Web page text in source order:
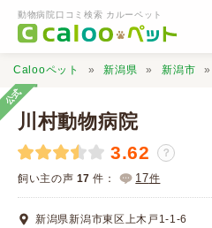
動物病院口コミ検索 カルーペット
動物病院検索
Calooペット 新潟県 新潟市
公式
川村動物病院
3.62 ？
飼い主の声 17 件： 17件
新潟県新潟市東区上木戸1-1-6